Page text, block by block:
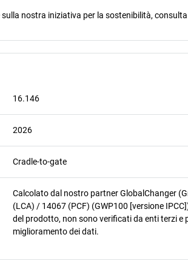
nostra iniziativa per la sostenibilità,
16.146
2026
Cradle-to-gate
Calcolato dal nostro partner GlobalChanger
(LCA) / 14067 (PCF) (GWP100 [versione
del prodotto, non sono verificati da enti terzi e
miglioramento dei dati.